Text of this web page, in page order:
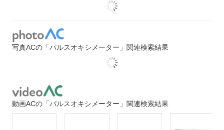
写真ACの「パルスオキシメーター」関連検索結果
動画ACの「パルスオキシメーター」関連検索結果